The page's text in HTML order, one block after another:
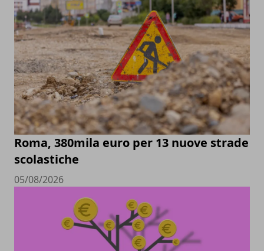
Roma, 380mila euro per 13 nuove strade
scolastiche
05/08/2026